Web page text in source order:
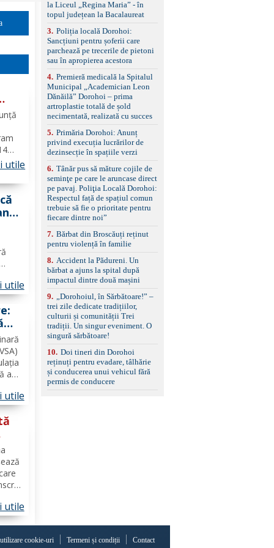
utile
utile
au
1,
utile
în
utile
panoramică, geamuri
spate fumurii Carlig de
remorcare Bonus: -
Covorașe textile montate
pe mașină. -Ofer și un
set de covorașe din
împreună cu un set de
anvelope de iarnă.
la Liceul „Regina Maria” - în
topul județean la Bacalaureat
3. Poliția locală Dorohoi:
Sancțiuni pentru șoferii care
parchează pe trecerile de pietoni
sau în apropierea acestora
4. Premieră medicală la Spitalul
Municipal „Academician Leon
Dănăilă” Dorohoi – prima
artroplastie totală de șold
necimentată, realizată cu succes
5. Primăria Dorohoi: Anunț
privind execuția lucrărilor de
dezinsecție în spațiile verzi
6. Tânăr pus să măture cojile de
seminţe pe care le aruncase direct
pe pavaj. Poliţia Locală Dorohoi:
Respectul față de spațiul comun
trebuie să fie o prioritate pentru
fiecare dintre noi”
7. Bărbat din Broscăuți reținut
pentru violență în familie
8. Accident la Pădureni. Un
bărbat a ajuns la spital după
impactul dintre două mașini
9.
„Dorohoiul, în Sărbătoare!” –
trei zile dedicate tradițiilor,
culturii și comunității Trei
tradiții. Un singur eveniment. O
singură sărbătoare!
10. Doi tineri din Dorohoi
reținuți pentru evadare, tâlhărie
și conducerea unui vehicul fără
permis de conducere
cookie-uri Termeni și condiții Contact